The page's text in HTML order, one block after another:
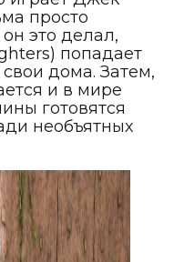
просто
это делал,
попадает
дома. Затем,
и в мире
готовятся
необъятных